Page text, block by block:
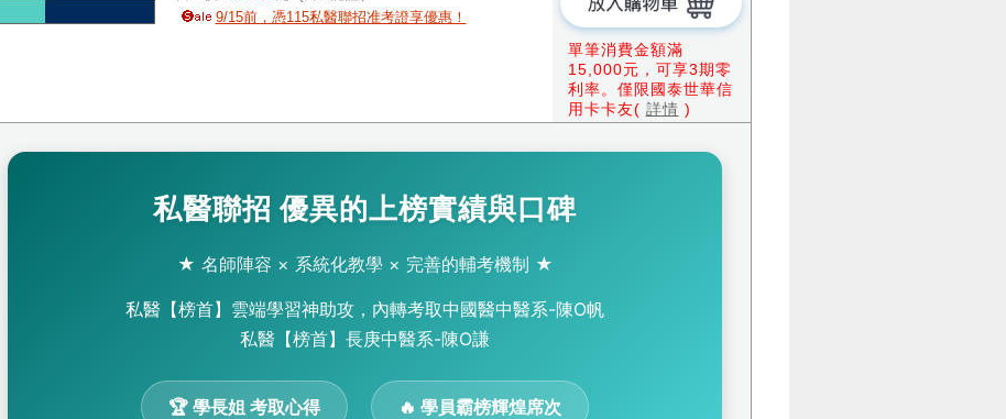
9/15前，憑115私醫聯招准考證享優惠！
單筆消費金額滿
15,000元，可享3期零
利率。僅限國泰世華信
用卡卡友( 詳情 )
私醫聯招 優異的上榜實績與口碑
★ 名師陣容 × 系統化教學 × 完善的輔考機制 ★
私醫【榜首】雲端學習神助攻，內轉考取中國醫中醫系-陳O帆
私醫【榜首】長庚中醫系-陳O謙
🏆 學長姐 考取心得 🔥 學員霸榜輝煌席次